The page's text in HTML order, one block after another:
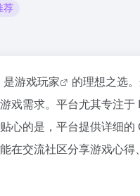
荐
是游戏玩家 的理想之选
戏需求。平台尤其专注
心的是，平台提供详细的
在交流社区分享游戏心